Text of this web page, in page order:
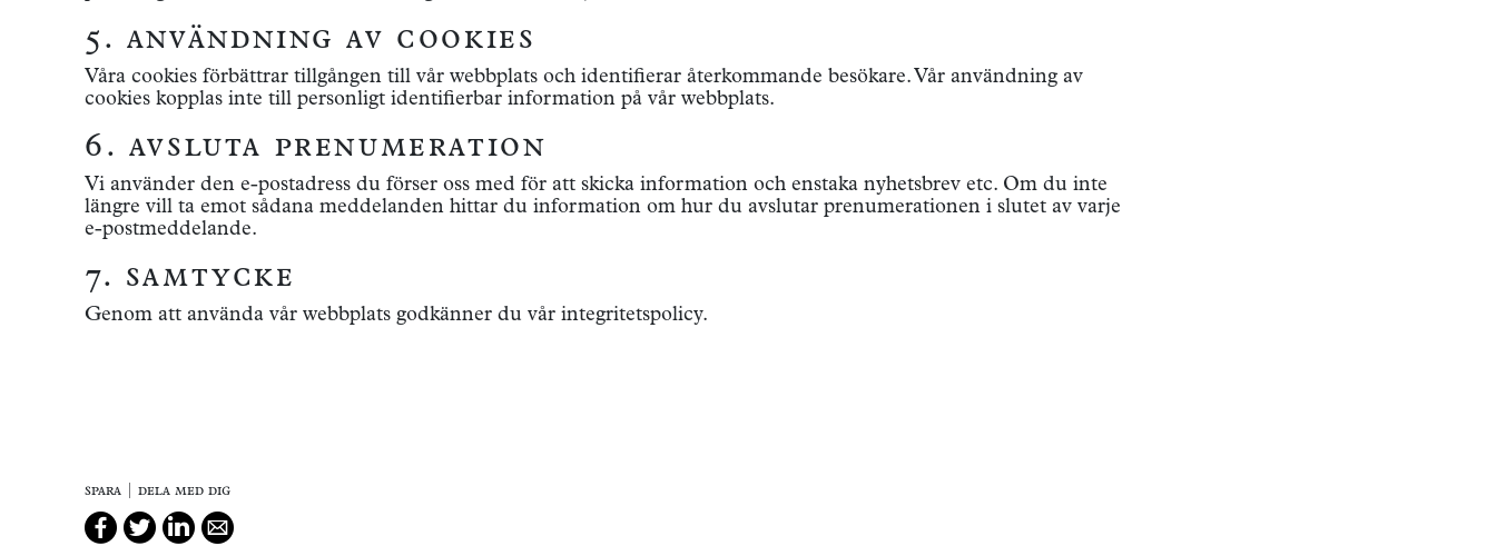
5. användning av cookies
Våra cookies förbättrar tillgången till vår webbplats och identifierar återkommande besökare. Vår användning av
cookies kopplas inte till personligt identifierbar information på vår webbplats.
6. avsluta prenumeration
Vi använder den e-postadress du förser oss med för att skicka information och enstaka nyhetsbrev etc. Om du inte
längre vill ta emot sådana meddelanden hittar du information om hur du avslutar prenumerationen i slutet av varje
e-postmeddelande.
7. samtycke
Genom att använda vår webbplats godkänner du vår integritetspolicy.
spara | dela med dig